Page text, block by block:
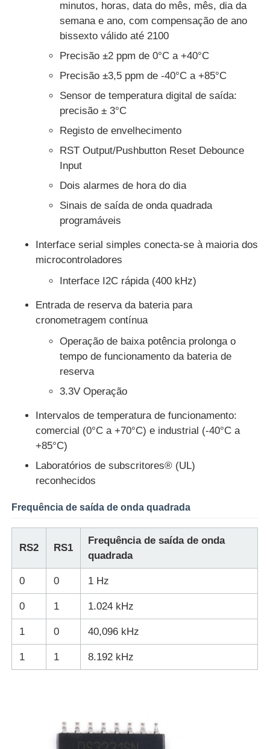
Sobre Nós
Visita à fábrica
Controle de Qualidade
Contacte-nos
Notícias
FPGA Field Programmable Gate Array
Unidade do microcontrolador de MCU
Sistema SOC em chip
CPLD PLD
Detector térmico infravermelho
Chip de memória da GOLE
microplaqueta do eeprom
Chip PSRAM
Chip SRAM
CI EPROM
minutos, horas, data do mês, mês, dia da
semana e ano, com compensação de ano
bissexto válido até 2100
Precisão ±2 ppm de 0°C a +40°C
Precisão ±3,5 ppm de -40°C a +85°C
Sensor de temperatura digital de saída:
precisão ± 3°C
Registo de envelhecimento
RST Output/Pushbutton Reset Debounce
Input
Dois alarmes de hora do dia
Sinais de saída de onda quadrada
programáveis
Interface serial simples conecta-se à maioria dos
microcontroladores
Interface I2C rápida (400 kHz)
Entrada de reserva da bateria para
cronometragem contínua
Operação de baixa potência prolonga o
tempo de funcionamento da bateria de
reserva
3.3V Operação
Intervalos de temperatura de funcionamento:
comercial (0°C a +70°C) e industrial (-40°C a
+85°C)
Laboratórios de subscritores® (UL)
reconhecidos
Frequência de saída de onda quadrada
RS2 RS1
Frequência de saída de onda
quadrada
0 0 1 Hz
0 1 1.024 kHz
1 0 40,096 kHz
1 1 8.192 kHz